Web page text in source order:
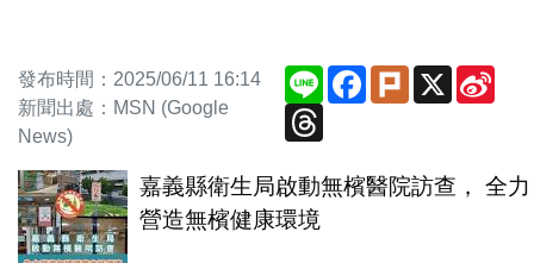
發布時間：2025/06/11 16:14
新聞出處：MSN (Google
News)
Line Facebook
PlurkX
Sina
Threads
嘉義縣衛生局啟動無檳醫院訪查， 全力
營造無檳健康環境